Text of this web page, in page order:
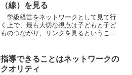
（線）を見る
学級経営をネットワークとして見て行
く上で、最も大切な視点は子どもと子ど
ものつながり、リンクを見るということ
指導できることはネットワークの
クオリティ